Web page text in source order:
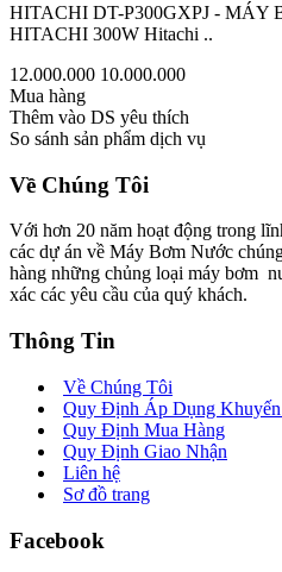
HITACHI DT-P300GXPJ - MÁY
HITACHI 300W Hitachi ..
12.000.000 10.000.000
Mua hàng
Thêm vào DS yêu thích
So sánh sản phẩm dịch vụ
Về Chúng Tôi
Với hơn 20 năm hoạt động trong
các dự án về Máy Bơm Nước
hàng những chủng loại máy bơm
xác các yêu cầu của quý khách.
Thông Tin
Về Chúng Tôi
Quy Định Áp Dụng
Quy Định Mua Hàng
Quy Định Giao Nhận
Liên hệ
Sơ đồ trang
Facebook